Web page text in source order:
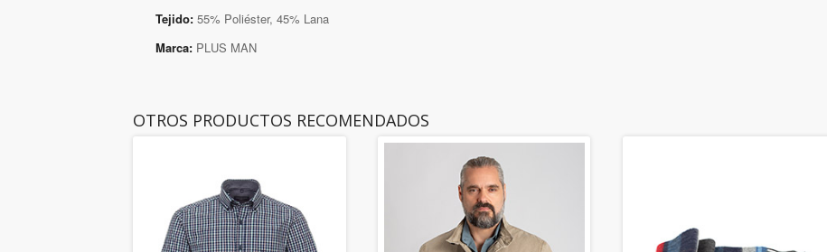
Tejido: 55% Poliéster, 45% Lana
Marca: PLUS MAN
OTROS PRODUCTOS RECOMENDADOS